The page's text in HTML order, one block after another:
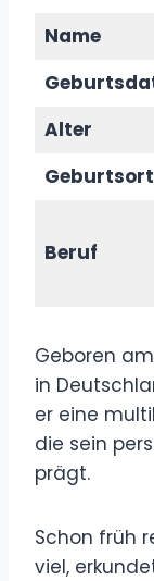
Name
Alter
Geburtsort
Beruf
Geboren
in
er eine
die sein
prägt.
Schon früh
viel,